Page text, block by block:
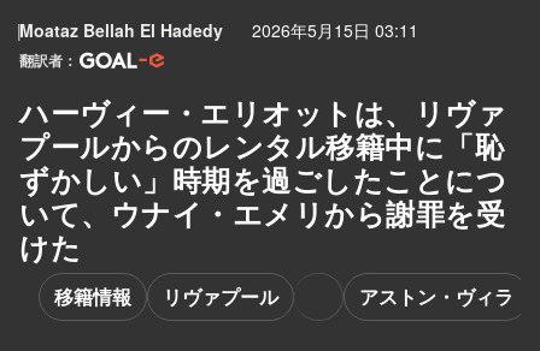
Moataz Bellah El Hadedy 2026年5月15日 03:11
翻訳者：
ハーヴィー・エリオットは、リヴァ
プールからのレンタル移籍中に「恥
ずかしい」時期を過ごしたことにつ
いて、ウナイ・エメリから謝罪を受
けた
移籍情報 リヴァプール アストン・ヴィラ